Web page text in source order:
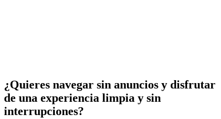
¿Quieres navegar sin anuncios y disfrutar
de una experiencia limpia y sin
interrupciones?